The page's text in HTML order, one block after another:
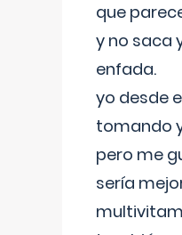
que
y no saca
enfada.
yo desde
tomando
pero me
sería